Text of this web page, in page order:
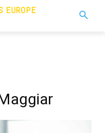
EUROPE